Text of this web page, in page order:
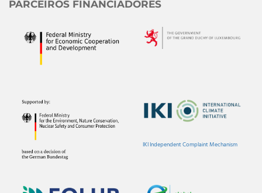
PARCEIROS FINANCIADORES
IKI Independent Complaint Mechanism